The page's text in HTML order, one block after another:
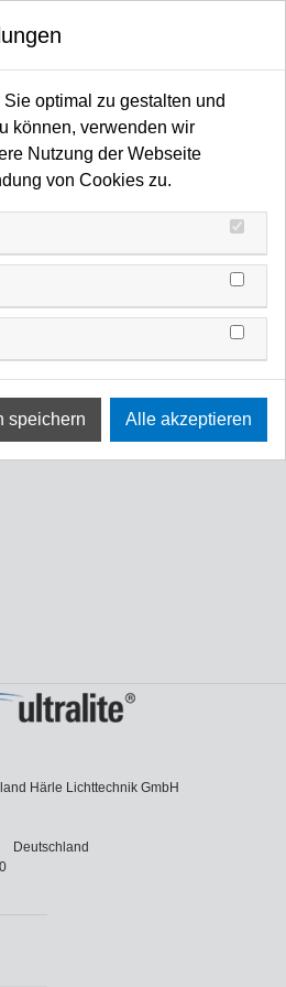
Baby Lightweight Stands
STANDS
SORTIEREN NACH
für diese Filter
andere Wahl.
Härle Lichttechnik GmbH
optimal zu gestalten und
können, verwenden wir
Nutzung der Webseite
von Cookies zu.